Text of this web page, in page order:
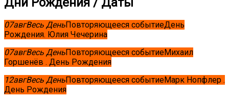
07авгВесь ДеньПовторяющееся событиеДень
Рождения. Юлия Чечерина
07авгВесь ДеньПовторяющееся событиеМихаил
Горшенёв . День Рождения
12авгВесь ДеньПовторяющееся событиеМарк Нопфлер .
День Рождения